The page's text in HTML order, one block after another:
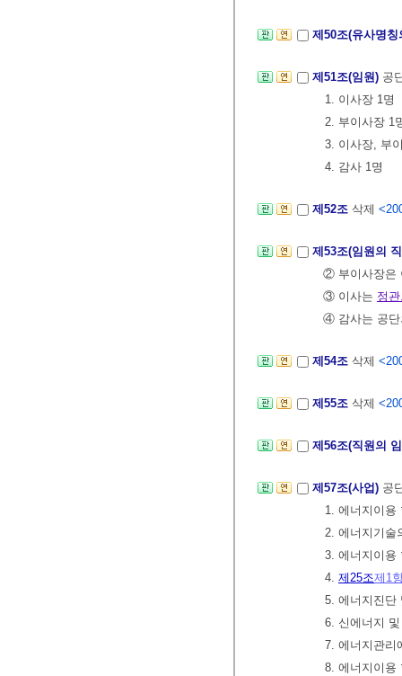
제50조(유사명
제51조(임원) 공
1. 이사장 1명
2. 부이사장 1
3. 이사장, 부
4. 감사 1명
제52조 삭제
제53조(임원의
② 부이사장은
③ 이사는 정
④ 감사는 공단
제54조 삭제
제55조 삭제
제56조(직원의
제57조(사업) 공
1. 에너지이용
2. 에너지기술
3. 에너지이용
4. 제25조제1
5. 에너지진단
6. 신에너지
7. 에너지관리
8. 에너지이용